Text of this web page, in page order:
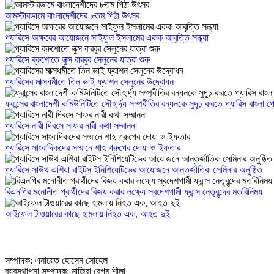
আমস্টারডামে বাংলাদেশীদের ৮তম পিঠা উৎসব
প্যারিসে অক্ষরের আয়োজনে সাইফুল ইসলামের একক আবৃত্তি সন্ধ্যা
প্যারিসে ব্রুশোতে লুক্স বারবুর সেলুনের যাত্রা শুরু
প্যারিসের মাক্সধমীতে তিন ভাই ফ্যাশন সেলুনের উদ্বোধন
ফ্রান্সের বাংলাদেশী কমিউনিটিতে সৌহার্দ্য সম্প্রীতির বন্ধনকে সুদূঢ় করতে প্যারিস বাংলা
প্যারিসে নারী দিবসে সাফর নারী কথা সম্মাননা
প্যারিসে সাংবাদিকদের সম্মানে শাহ গ্রুপের দোয়া ও ইফতার
প্যারিসে সাউথ এশিয়া রাইটস ইনিশিয়েটিভের আয়োজনে আন্তর্জাতিক সেমিনার অনুষ্ঠিত
বিএনপির মনোনীত প্রার্থীদের বিজয় করার লক্ষ্যে স্বদেশগামী ফ্রান্স নেতৃবৃন্দের মতবিনিময়
আইফেল টাওয়ারের কাছে হামলায় নিহত এক, আহত দুই
সম্পাদক: এনায়েত হোসেন সোহেল
ব্যবস্থাপনা সম্পাদক: নাজিরা বেগম শীলা